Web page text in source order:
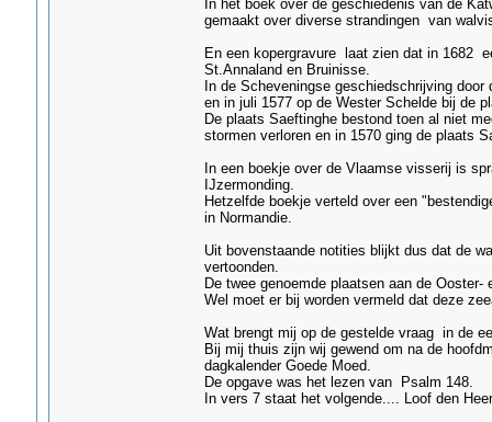
In het boek over de geschiedenis van de
gemaakt over diverse strandingen van
En een kopergravure laat zien dat in 1682
St.Annaland en Bruinisse.
In de Scheveningse geschiedschrijving
en in juli 1577 op de Wester Schelde bij de
De plaats Saeftinghe bestond toen al niet
stormen verloren en in 1570 ging de plaats
In een boekje over de Vlaamse visserij is
IJzermonding.
Hetzelfde boekje verteld over een
in Normandie.
Uit bovenstaande notities blijkt dus dat de
vertoonden.
De twee genoemde plaatsen aan de
Wel moet er bij worden vermeld dat deze
Wat brengt mij op de gestelde vraag in de
Bij mij thuis zijn wij gewend om na de
dagkalender Goede Moed.
De opgave was het lezen van Psalm 148.
In vers 7 staat het volgende.... Loof den